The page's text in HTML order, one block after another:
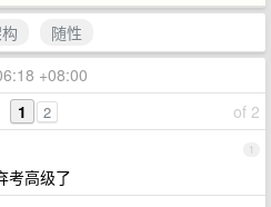
随性
+08:00
of 2
1 2
1
考高级了